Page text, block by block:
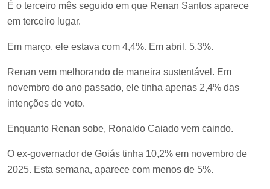
É o terceiro mês seguido em que Renan Santos aparece
em terceiro lugar.
Em março, ele estava com 4,4%. Em abril, 5,3%.
Renan vem melhorando de maneira sustentável. Em
novembro do ano passado, ele tinha apenas 2,4% das
intenções de voto.
Enquanto Renan sobe, Ronaldo Caiado vem caindo.
O ex-governador de Goiás tinha 10,2% em novembro de
2025. Esta semana, aparece com menos de 5%.